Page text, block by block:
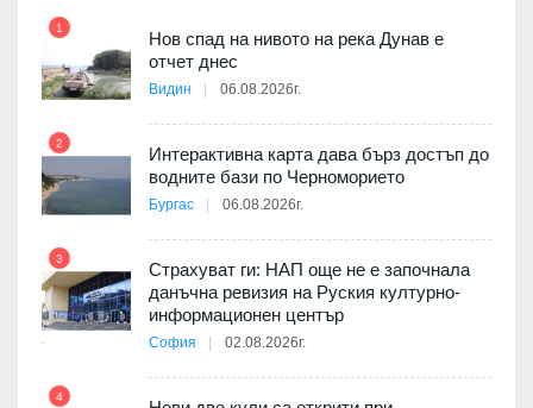
1
Нов спад на нивото на река Дунав е
отчет днес
Видин 06.08.2026г.
2
Интерактивна карта дава бърз достъп до
водните бази по Черноморието
Бургас 06.08.2026г.
3
Страхуват ги: НАП още не е започнала
данъчна ревизия на Руския културно-
информационен център
София 02.08.2026г.
4